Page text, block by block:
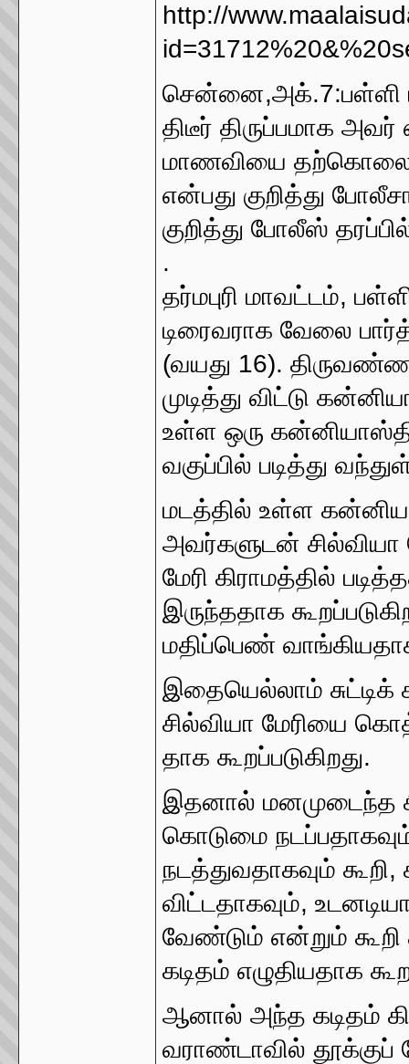
http://
சென்னை,அக்.7:பள்ளி
திடீர் திருப்பமாக
மாணவியை
என்பது குறித்து
குறித்து போலீஸ்
.
தர்மபுரி மாவட்டம்,
டிரைவராக வேலை
(வயது 16).
முடித்து விட்டு
உள்ள ஒரு
வகுப்பில் படித்து
மடத்தில் உள்ள
அவர்களுடன் சில்வியா
மேரி கிராமத்தில்
இருந்ததாக
மதிப்பெண்
இதையெல்லாம் சுட்டிக்
சில்வியா மேரியை
தாக கூறப்படுகிறது.
இதனால் மனமுடைந்த
கொடுமை
நடத்துவதாகவும்
விட்டதாகவும்,
வேண்டும் என்றும் கூறி
கடிதம் எழுதியதாக
ஆனால் அந்த கடிதம்
வராண்டாவில்